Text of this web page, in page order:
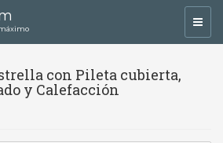
con Pileta cubierta,
y Calefacción